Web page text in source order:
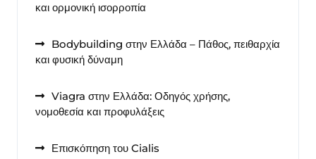
και ορμονική ισορροπία
Bodybuilding στην Ελλάδα – Πάθος, πειθαρχία
και φυσική δύναμη
Viagra στην Ελλάδα: Οδηγός χρήσης,
νομοθεσία και προφυλάξεις
Επισκόπηση του Cialis